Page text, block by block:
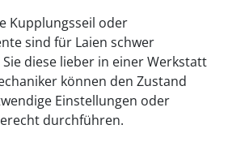
Kupplungsseil oder
sind für Laien schwer
diese lieber in einer Werkstatt
können den Zustand
Einstellungen oder
durchführen.